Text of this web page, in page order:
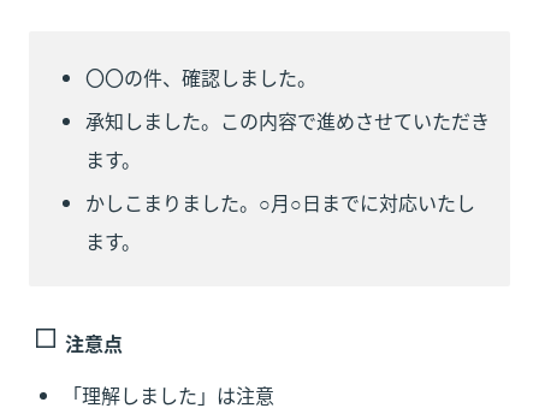
〇〇の件、確認しました。
承知しました。この内容で進めさせていただき
ます。
かしこまりました。○月○日までに対応いたし
ます。
注意点
「理解しました」は注意